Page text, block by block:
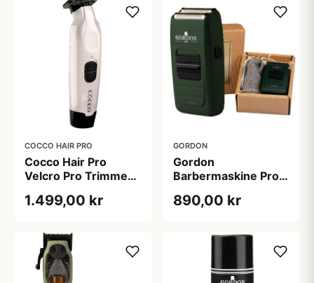
COCCO HAIR PRO
Cocco Hair Pro
Velcro Pro Trimmer
1.499,00 kr
GORDON
Gordon
Barbermaskine Prof
sæt)
890,00 kr